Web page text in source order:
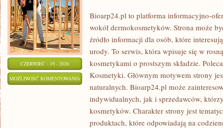
CZERWIEC - 19 - 2026
MOŻLIWOŚĆ KOMENTOWANIA PIELĘGNACJA
CIAŁA
WŁOSÓW
Bioarp24.pl to platforma informacyjno-
wokół dermokosmetyków. Strona może
źródło informacji dla osób, które
urody. To serwis, która wpisuje się w
kosmetykami o prostszym składzie.
Kosmetyki. Głównym motywem strony
naturalnych. Bioarp24.pl może
indywidualnych, jak i sprzedawców,
kosmetyków. Charakter strony jest
produktach, które odpowiadają na